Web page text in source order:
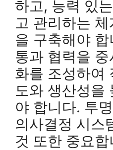
하고, 능력 있
고 관리하는
을 구축해야
통과 협력을
화를 조성하여
도와 생산성을
야 합니다. 투
의사결정 시스
것 또한 중요합